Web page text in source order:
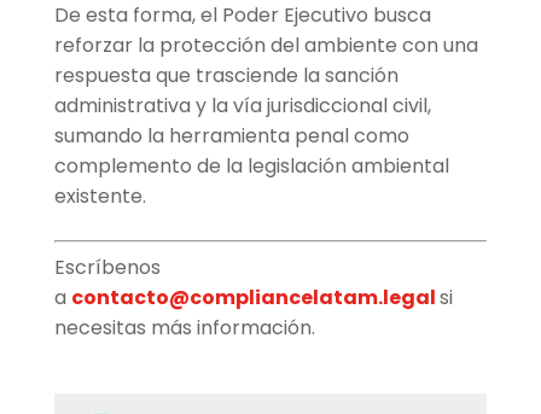
De esta forma, el Poder Ejecutivo busca
reforzar la protección del ambiente con una
respuesta que trasciende la sanción
administrativa y la vía jurisdiccional civil,
sumando la herramienta penal como
complemento de la legislación ambiental
existente.
Escríbenos
a contacto@compliancelatam.legalsi
necesitas más información.